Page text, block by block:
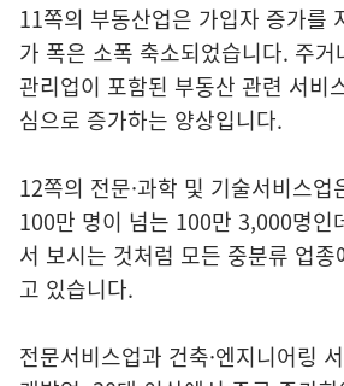
11쪽의 부동산업은 가입자 증가를
가 폭은 소폭 축소되었습니다. 주
관리업이 포함된 부동산 관련 서비
심으로 증가하는 양상입니다.
12쪽의 전문·과학 및 기술서비스업
100만 명이 넘는 100만 3,000명인
서 보시는 것처럼 모든 중분류 업
고 있습니다.
전문서비스업과 건축·엔지니어링